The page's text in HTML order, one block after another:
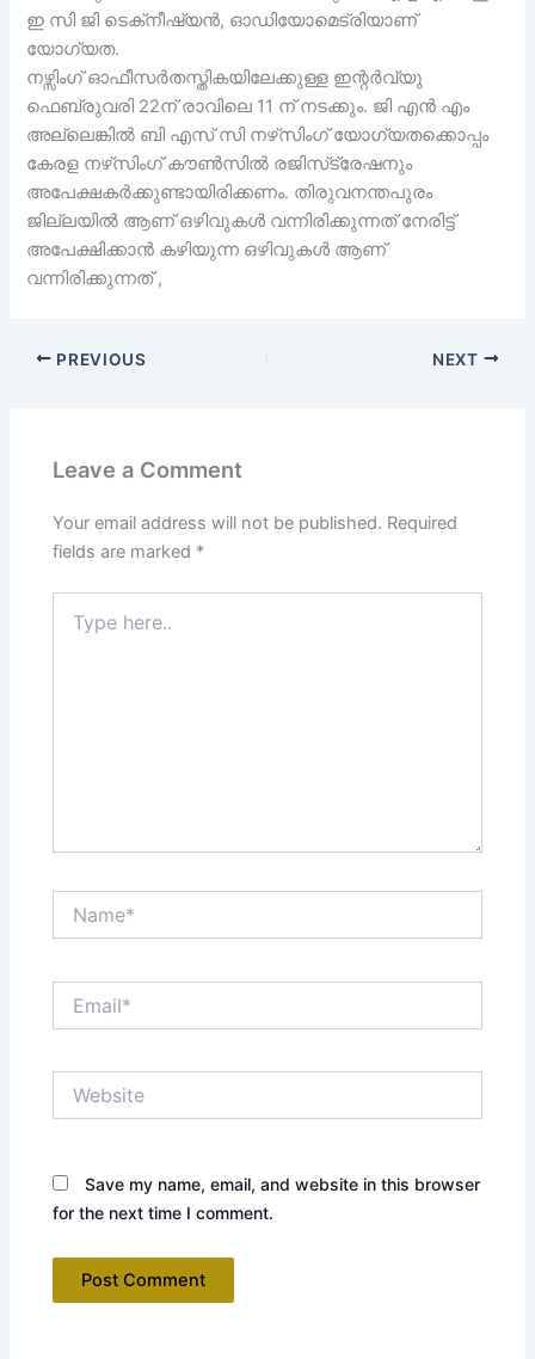
ഇ സി ജി ടെക്‌നീഷ്യൻ, ഓഡിയോമെട്രിയാണ്
യോഗ്യത.
നഴ്സിംഗ് ഓഫീസർതസ്തികയിലേക്കുള്ള ഇന്റർവ്യു
ഫെബ്രുവരി 22ന് രാവിലെ 11 ന് നടക്കും. ജി എൻ എം
അല്ലെങ്കിൽ ബി എസ് സി നഴ്‌സിംഗ് യോഗ്യതക്കൊപ്പം
കേരള നഴ്‌സിംഗ് കൗൺസിൽ രജിസ്‌ട്രേഷനും
അപേക്ഷകർക്കുണ്ടായിരിക്കണം. തിരുവനന്തപുരം
ജില്ലയിൽ ആണ് ഒഴിവുകൾ വന്നിരിക്കുന്നത് നേരിട്ട്
അപേക്ഷിക്കാൻ കഴിയുന്ന ഒഴിവുകൾ ആണ്
വന്നിരിക്കുന്നത് ,
PREVIOUS NEXT
Leave a Comment
Your email address will not be published. Required
fields are marked *
here..
Save my name, email, and website in this browser
for the next time I comment.